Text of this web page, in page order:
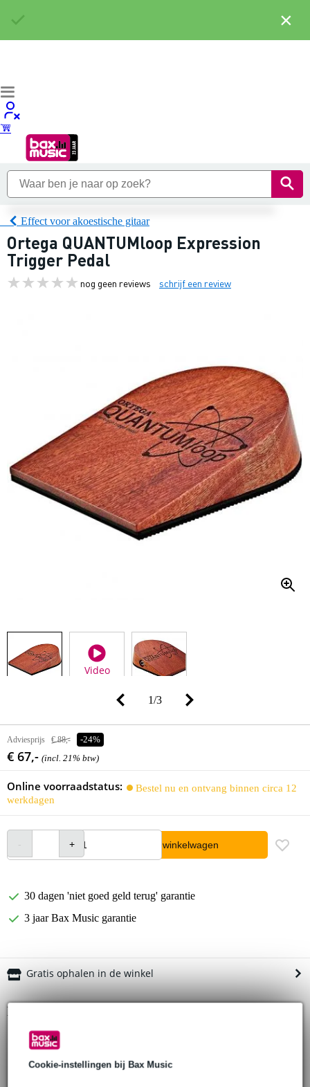
Cookie-instellingen bij Bax Music
Effect voor akoestische gitaar
Ortega QUANTUMloop Expression
Trigger Pedal
nog geen reviews schrijf een review
Video
1/3
Adviesprijs € 88,- -24%
€ 67,- (incl. 21% btw)
Online voorraadstatus:
Bestel nu en ontvang binnen circa 12
werkdagen
In winkelwagen
30 dagen 'niet goed geld terug' garantie
3 jaar Bax Music garantie
Gratis ophalen in de winkel
Productinformatie
type effect: expressie-pedaal
voor gebruik met de Ortega QUANTUMloop
stijlvolle mahoniehouten behuizing
×